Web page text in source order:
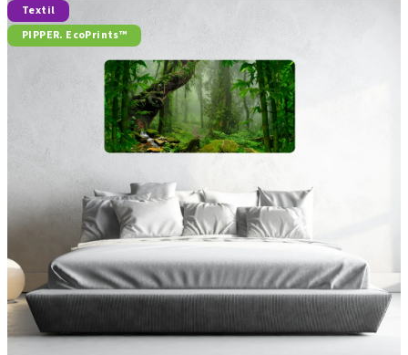
értékelése
5-
ből
0,0
csillag.
Textil
PIPPER. EcoPrints™